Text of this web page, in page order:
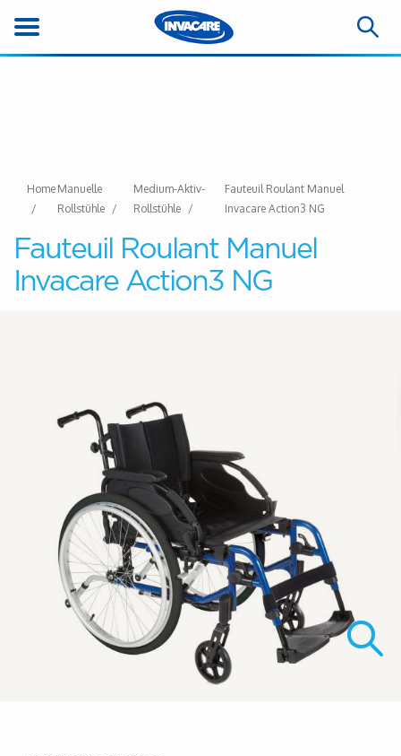
Home Manuelle
Rollstühle
Medium-Aktiv-
Rollstühle
Fauteuil Roulant Manuel
Invacare Action3 NG
Fauteuil Roulant Manuel
Invacare Action3 NG